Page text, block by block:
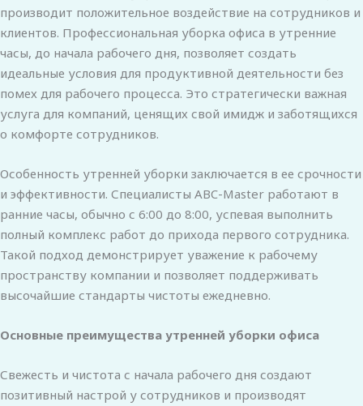
производит положительное воздействие на сотрудников и
клиентов. Профессиональная уборка офиса в утренние
часы, до начала рабочего дня, позволяет создать
идеальные условия для продуктивной деятельности без
помех для рабочего процесса. Это стратегически важная
услуга для компаний, ценящих свой имидж и заботящихся
о комфорте сотрудников.
Особенность утренней уборки заключается в ее срочности
и эффективности. Специалисты ABC-Master работают в
ранние часы, обычно с 6:00 до 8:00, успевая выполнить
полный комплекс работ до прихода первого сотрудника.
Такой подход демонстрирует уважение к рабочему
пространству компании и позволяет поддерживать
высочайшие стандарты чистоты ежедневно.
Основные преимущества утренней уборки офиса
Свежесть и чистота с начала рабочего дня создают
позитивный настрой у сотрудников и производят